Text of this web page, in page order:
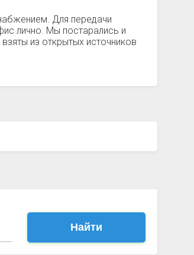
Для передачи
лично. Мы постарались и
из открытых источников
Найти